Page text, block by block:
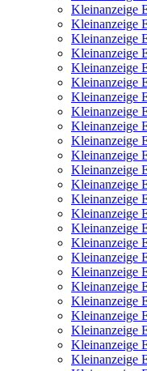
Kleinanzeige
Kleinanzeige
Kleinanzeige
Kleinanzeige
Kleinanzeige
Kleinanzeige
Kleinanzeige
Kleinanzeige
Kleinanzeige
Kleinanzeige
Kleinanzeige
Kleinanzeige
Kleinanzeige
Kleinanzeige
Kleinanzeige
Kleinanzeige
Kleinanzeige
Kleinanzeige
Kleinanzeige
Kleinanzeige
Kleinanzeige
Kleinanzeige
Kleinanzeige
Kleinanzeige
Kleinanzeige